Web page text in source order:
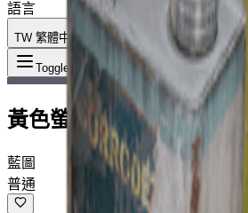
語言
TW 繁體中文
Toggle Menu 物品 :黃色
黃色螢光棒
藍圖
普通